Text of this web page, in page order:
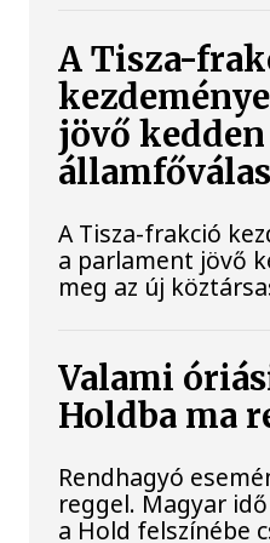
A Tisza-
jövő
A Tisza-frakció
a parlament jövő
meg az új
Valami
Holdba ma
Rendhagyó
reggel. Magyar
a Hold felszínébe